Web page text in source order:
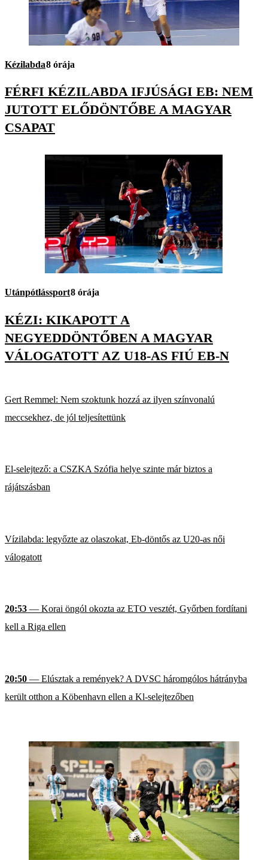
Kézilabda8 órája
FÉRFI KÉZILABDA IFJÚSÁGI EB: NEM
JUTOTT ELŐDÖNTŐBE A MAGYAR
CSAPAT
Utánpótlássport8 órája
KÉZI: KIKAPOTT A
NEGYEDDÖNTŐBEN A MAGYAR
VÁLOGATOTT AZ U18-AS FIÚ EB-N
Gert Remmel: Nem szoktunk hozzá az ilyen színvonalú
meccsekhez, de jól teljesítettünk
El-selejtező: a CSZKA Szófia helye szinte már biztos a
rájátszásban
Vízilabda: legyőzte az olaszokat, Eb-döntős az U20-as női
válogatott
20:53 — Korai öngól okozta az ETO vesztét, Győrben fordítani
kell a Riga ellen
20:50 — Elúsztak a remények? A DVSC háromgólos hátrányba
került otthon a Köbenhavn ellen a Kl-selejtezőben